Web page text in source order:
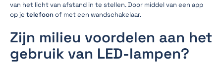
van het licht van afstand in te stellen. Door middel van een app
op je telefoonof met een wandschakelaar.
Zijn milieu voordelen aan het
gebruik van LED-lampen?